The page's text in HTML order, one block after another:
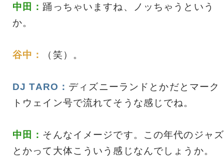
中田： 踊っちゃいますね、ノッちゃうという
か。
谷中： （笑）。
DJ TARO： ディズニーランドとかだとマーク
トウェイン号で流れてそうな感じでね。
中田： そんなイメージです。この年代のジャズ
とかって大体こういう感じなんでしょうか。